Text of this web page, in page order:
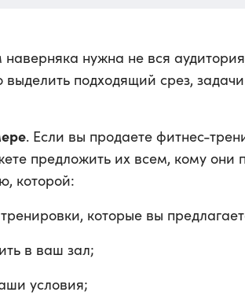
нужна не вся
подходящий срез,
. Если вы продаете фитнес-
предложить их всем, кому они
которой:
которые вы
в ваш зал;
условия;